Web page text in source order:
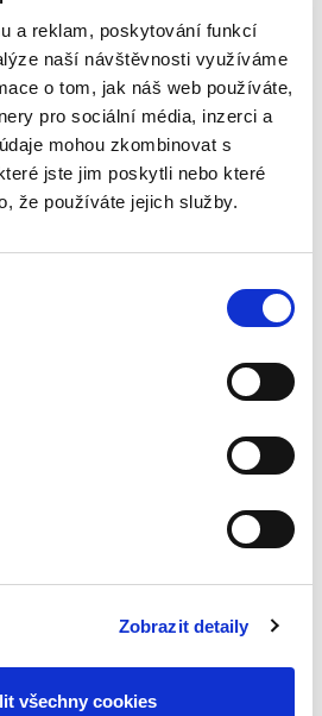
a reklam, poskytování funkcí
naší návštěvnosti využíváme
o tom, jak náš web používáte,
pro sociální média, inzerci a
mohou zkombinovat s
jste jim poskytli nebo které
že používáte jejich služby.
Zobrazit detaily
všechny cookies
od 1. vydání této práce,
v mezinárodní a evropské
práv. Byly přijaty některé nové
materiální právo, tj.
právo“ pokračuje v
veřejnoprávní...